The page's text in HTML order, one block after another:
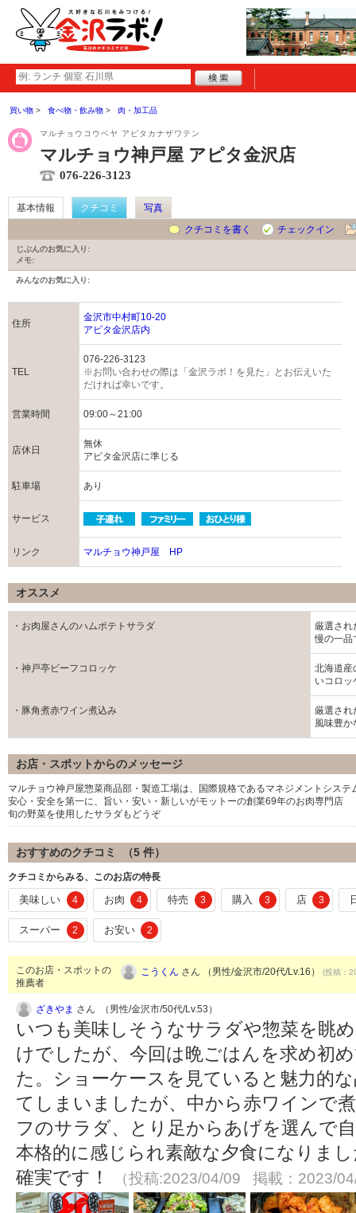
買い物 食べ物・飲み物 肉・加工品
マルチョウコウベヤ アピタカナザワテン
マルチョウ神戸屋 アピタ金沢店
076-226-3123
基本情報 クチコミ
写真
クチコミを書く
チェックイン
じぶんのお気に入り:
メモ:
みんなのお気に入り:
住所
金沢市中村町10-20
アピタ金沢店内
TEL
076-226-3123
※お問い合わせの際は「金沢ラボ！を見た」とお伝えいた
だければ幸いです。
営業時間 09:00～21:00
店休日
無休
アピタ金沢店に準じる
駐車場 あり
サービス
リンク マルチョウ神戸屋 HP
オススメ
・お肉屋さんのハムポテトサラダ
厳選され
慢の一品
・神戸亭ビーフコロッケ
北海道産
いコロッ
・豚角煮赤ワイン煮込み
厳選され
風味豊か
お店・スポットからのメッセージ
マルチョウ神戸屋惣菜商品部・製造工場は、国際規格であるマネジメントシス
安心・安全を第一に、旨い・安い・新しいがモットーの創業69年のお肉専門店
旬の野菜を使用したサラダもどうぞ
おすすめのクチコミ （5 件）
クチコミからみる、このお店の特長
美味しい 4 お肉 4 特売 3 購入 3 店 3
スーパー 2 お安い 2
このお店・スポットの
推薦者
こうくん さん （男性/金沢市/20代/Lv.16） (投稿：
ざきやま さん （男性/金沢市/50代/Lv.53）
いつも美味しそうなサラダや惣菜を眺
けでしたが、今回は晩ごはんを求め初
た。ショーケースを見ていると魅力的
てしまいましたが、中から赤ワインで
フのサラダ、とり足からあげを選んで
本格的に感じられ素敵な夕食になりま
確実です！
（投稿:2023/04/09 掲載：2023/